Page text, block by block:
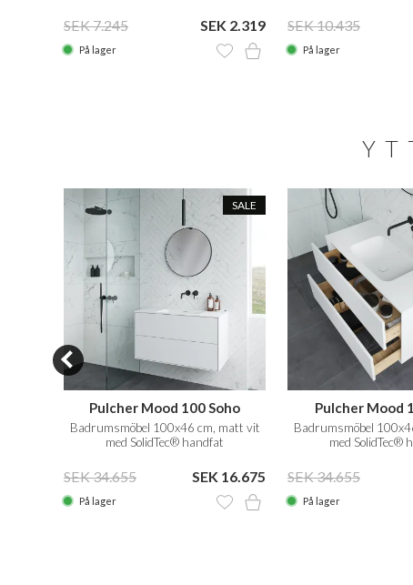
SEK 7.245 SEK 2.319
På lager
SEK 10.435
På lager
SALE
Pulcher Mood 100 Soho
Badrumsmöbel 100x46 cm, matt vit
med SolidTec® handfat
SEK 34.655 SEK 16.675
På lager
Pulcher Mood
Badrumsmöbel
med SolidTec®
SEK 34.655
På lager